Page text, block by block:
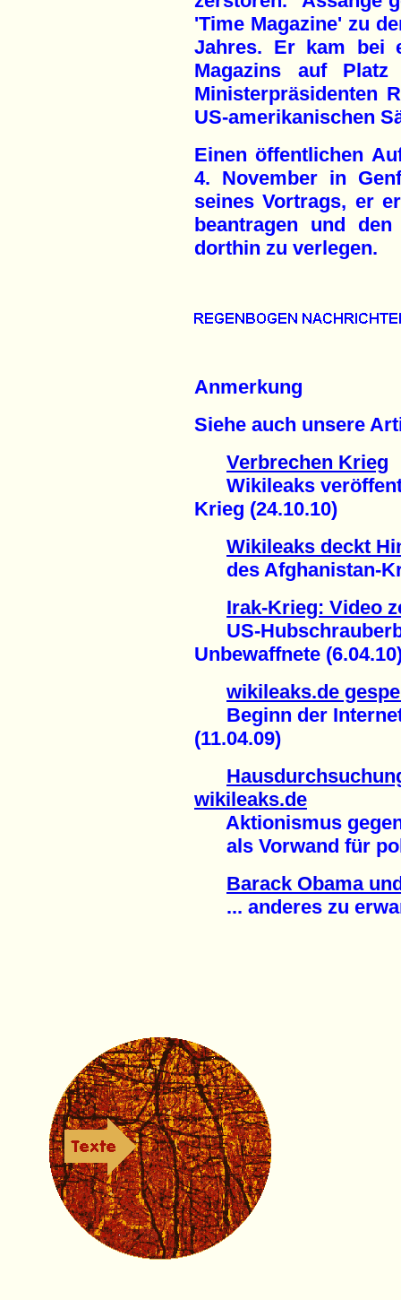
'Time Magazine' zu
Jahres. Er kam bei
Magazins auf
Ministerpräsidenten
US-amerikanischen
Einen öffentlichen
4. November in
seines Vortrags, er
beantragen und
dorthin zu verlegen.
Anmerkung
Siehe auch unsere
Verbrechen Krieg
Wikileaks
Krieg (24.10.10)
Wikileaks deckt
des Afghanistan-
Irak-Krieg: Video
US-
Unbewaffnete
wikileaks.de
Beginn der
(11.04.09)
wikileaks.de
Aktionismus
als Vorwand für
Barack Obama
... anderes zu